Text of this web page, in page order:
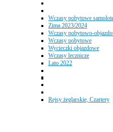
Wczasy pobytowe
Zima 2023/2024
Wczasy pobytowo-
Wczasy pobytowe
Wycieczki objazdowe
Wczasy lecznicze
Lato 2022
Rejsy żeglarskie, Czartery